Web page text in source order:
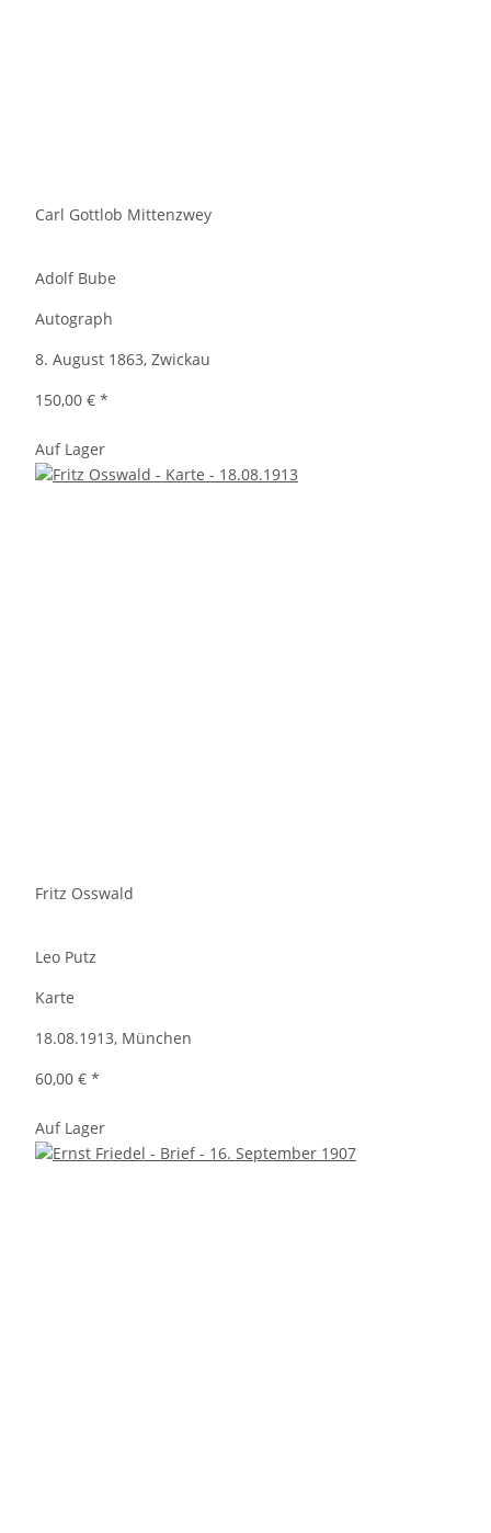
Carl Gottlob Mittenzwey
Adolf Bube
Autograph
8. August 1863, Zwickau
150,00 € *
Auf Lager
Fritz Osswald
Leo Putz
Karte
18.08.1913, München
60,00 € *
Auf Lager